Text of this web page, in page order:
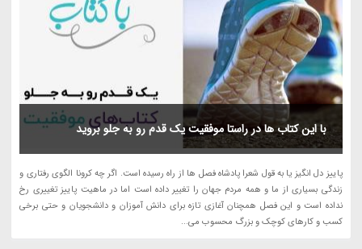
با این کتاب ها در راستا موفقیت یک قدم رو به جلو بروید
پاییز دل انگیز یا به قول شعرا پادشاه فصل ها از راه رسیده است. اگر چه کرونا الگوی رفتاری و
زندگی بسیاری از ما و همه مردم جهان را تغییر داده است اما در ماهیت پاییز تغییری رخ
نداده است و این فصل همچنان آغازی تازه برای دانش آموزان و دانشجویان و حتی برخی
کسب و کارهای کوچک و بزرگ محسوب می...